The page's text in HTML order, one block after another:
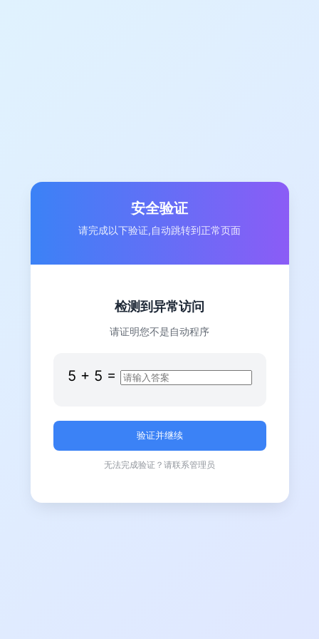
安全验证
请完成以下验证,自动跳转到正常页面
检测到异常访问
请证明您不是自动程序
5 + 5 =
无法完成验证？请联系管理员